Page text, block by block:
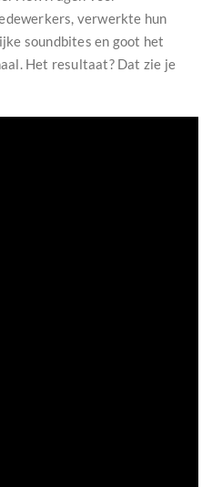
verwerkte hun
soundbites en goot het
Het resultaat? Dat zie je